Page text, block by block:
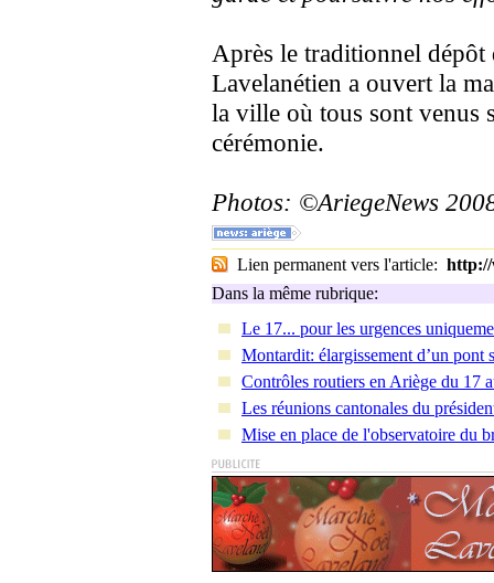
Après le traditionnel dépôt
Lavelanétien a ouvert la
la ville où tous sont venus
cérémonie.
Photos: ©AriegeNews
Lien permanent vers l'article: http://
Dans la même rubrique:
Le 17... pour les urgences
Montardit: élargissement d’un pont
Contrôles routiers en Ariège du 17
Les réunions cantonales du
Mise en place de l'observatoire du